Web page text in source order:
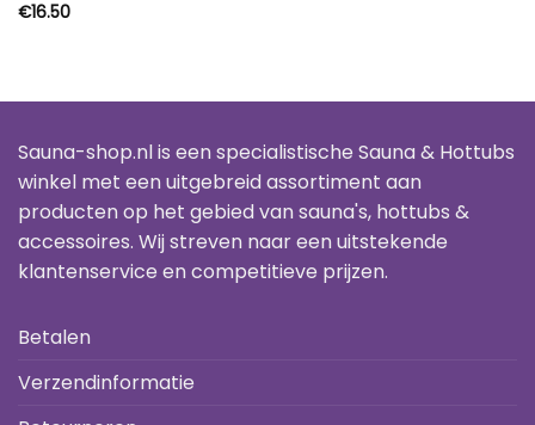
€16.50
Sauna-shop.nl is een specialistische Sauna & Hottubs
winkel met een uitgebreid assortiment aan
producten op het gebied van sauna's, hottubs &
accessoires. Wij streven naar een uitstekende
klantenservice en competitieve prijzen.
Betalen
Verzendinformatie